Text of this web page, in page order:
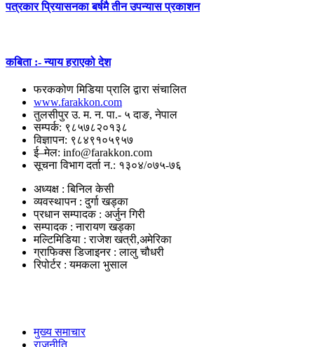
पत्रकार प्रियासनका बर्षमै तीन उपन्यास प्रकाशन
कबिता :- न्याय हराएको देश
फरककोण मिडिया प्रालि द्वारा संचालित
www.farakkon.com
तुलसीपुर उ. म. न. पा.- ५ दाङ, नेपाल
सम्पर्क: ९८५७८२०१३८
विज्ञापन: ९८४९१०५९५७
ई–मेल: info@farakkon.com
सूचना विभाग दर्ता न.: १३०४/०७५-७६
अध्यक्ष : बिनिल केसी
व्यवस्थापन : दुर्गा खड्का
प्रधान सम्पादक : अर्जुन गिरी
सम्पादक : नारायण खड्का
मल्टिमिडिया : राजेश खत्री,अमेरिका
ग्राफिक्स डिजाइनर : लालु चौधरी
रिपोर्टर : यमकला भुसाल
मुख्य समाचार